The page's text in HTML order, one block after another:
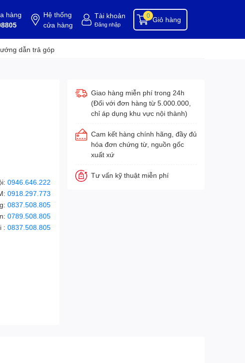
dụng cụ buồng phòng dụng cụ vệ sinh hóa chất tẩy rửa hóa chất vệ sinh
hàng
Hệ thống
cửa hàng
Tài khoản
Đăng nhập
Giỏ hàng
0
dẫn trả góp
0946.646.222
0918.297.773
0837.508.805
0789.508.805
:0837.508.805
Giao hàng miễn phí trong 24h
(Đối với đơn hàng từ 5.000.000,
chỉ áp dụng khu vực nội thành)
Cam kết hàng chính hãng, đầy đủ
hóa đơn chứng từ, nguồn gốc
xuất xứ
Tư vấn kỹ thuật miễn phí